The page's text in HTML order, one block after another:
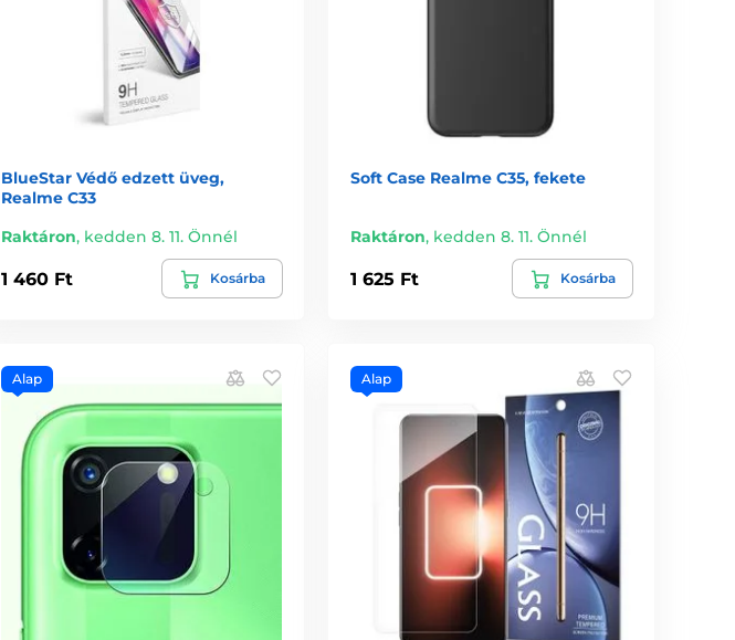
BlueStar Védő edzett üveg,
Realme C33
Raktáron, kedden 8. 11. Önnél
1 460 Ft Kosárba
Soft Case Realme C35, fekete
Raktáron, kedden 8. 11. Önnél
1 625 Ft Kosárba
Alap Alap